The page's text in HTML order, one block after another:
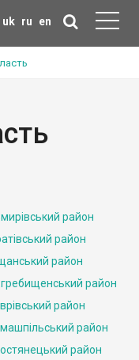
uk ru en
район
район
район
район
район
район
район